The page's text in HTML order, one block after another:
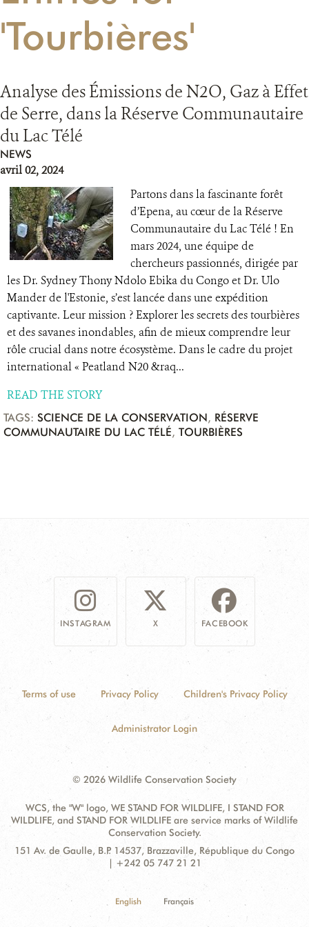
RESSOURCES
'Tourbières'
Analyse des Émissions de N2O, Gaz à Effet
de Serre, dans la Réserve Communautaire
du Lac Télé
NEWS
avril 02, 2024
Partons dans la fascinante forêt
d’Epena, au cœur de la Réserve
Communautaire du Lac Télé ! En
mars 2024, une équipe de
chercheurs passionnés, dirigée par
les Dr. Sydney Thony Ndolo Ebika du Congo et Dr. Ulo
Mander de l'Estonie, s’est lancée dans une expédition
captivante. Leur mission ? Explorer les secrets des tourbières
et des savanes inondables, afin de mieux comprendre leur
rôle crucial dans notre écosystème. Dans le cadre du projet
international « Peatland N20 &raq...
READ THE STORY
TAGS: SCIENCE DE LA CONSERVATION, RÉSERVE
COMMUNAUTAIRE DU LAC TÉLÉ, TOURBIÈRES
INSTAGRAM X FACEBOOK
Terms of use Privacy Policy Children's Privacy Policy
Administrator Login
© 2026 Wildlife Conservation Society
WCS, the "W" logo, WE STAND FOR WILDLIFE, I STAND FOR
WILDLIFE, and STAND FOR WILDLIFE are service marks of Wildlife
Conservation Society.
Contact
Address:
151 Av. de Gaulle, B.P. 14537, Brazzaville, République du Congo
| +242 05 747 21 21
English Français